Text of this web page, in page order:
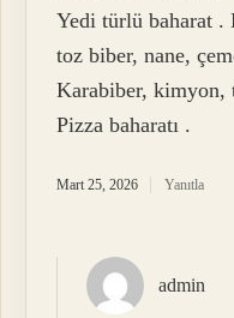
Yedi türlü baharat
toz biber, nane,
Karabiber, kimyon,
Pizza baharatı .
Mart 25, 2026 Yanıtla
admin